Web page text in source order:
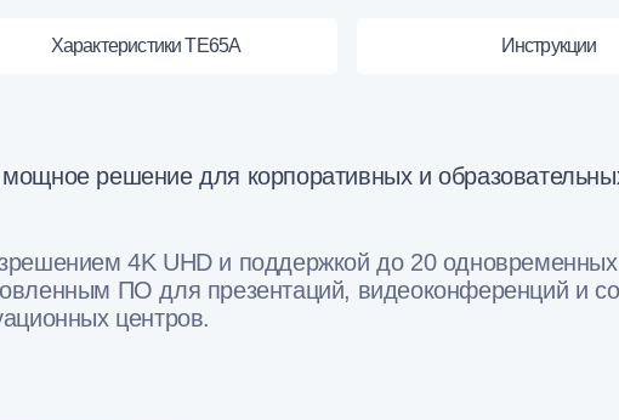
Характеристики TE65A Инструкции
решение для корпоративных и
4K UHD и поддержкой до 20
ПО для презентаций, видеоконференций и
центров.